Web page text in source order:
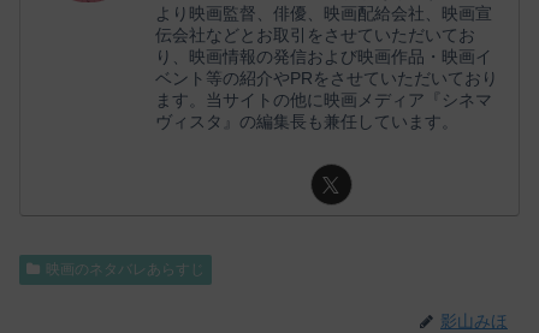
より映画監督、俳優、映画配給会社、映画宣
伝会社などとお取引をさせていただいてお
り、映画情報の発信および映画作品・映画イ
ベント等の紹介やPRをさせていただいており
ます。当サイトの他に映画メディア『シネマ
ヴィスタ』の編集長も兼任しています。
映画のネタバレあらすじ
影山みほ